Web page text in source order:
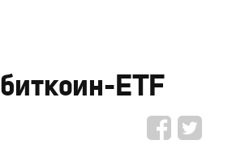
ETF